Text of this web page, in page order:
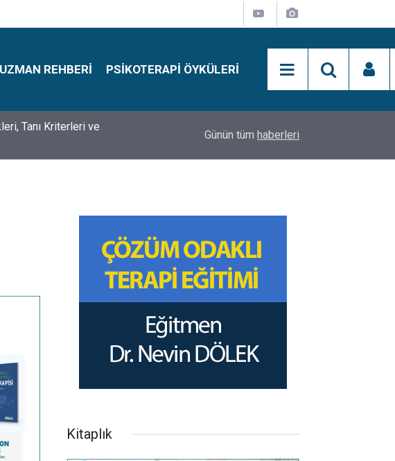
UZMAN REHBERI PSIKOTERAPI ÖYKÜLERI
Tarihinin Hikayesi Simon Says Dikkat Programı Nedir?
Günün tüm haberleri
Kitaplık